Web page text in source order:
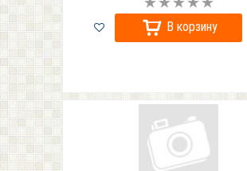
В корзину